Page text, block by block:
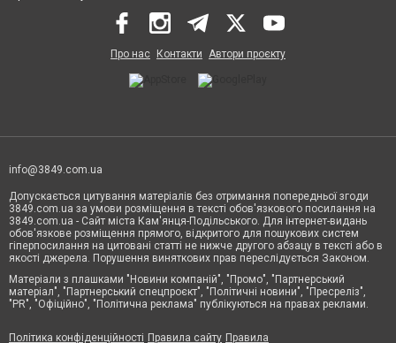
Про нас Контакти Автори проєкту
info@3849.com.ua
Допускається цитування матеріалів без отримання попередньої згоди
3849.com.ua за умови розміщення в тексті обов'язкового посилання на
3849.com.ua - Сайт міста Кам'янця-Подільського. Для інтернет-видань
обов'язкове розміщення прямого, відкритого для пошукових систем
гіперпосилання на цитовані статті не нижче другого абзацу в тексті або в
якості джерела. Порушення виняткових прав переслідується Законом.
Матеріали з плашками "Новини компаній", "Промо", "Партнерський
матеріал", "Партнерський спецпроєкт", "Політичні новини", "Пресреліз",
"PR", "Офіційно", "Політична реклама" публікуються на правах реклами.
Політика конфіденційності Правила сайту Правила